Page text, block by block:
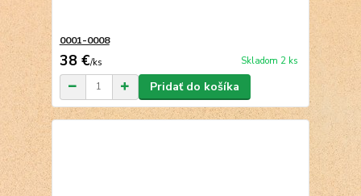
0001-0008
38 €/ks Skladom 2 ks
Pridať do košíka